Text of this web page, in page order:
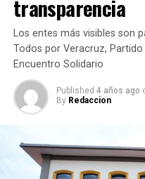
transparencia
Los entes más visibles son
Todos por Veracruz,
Encuentro Solidario
Published 4 años ago
By Redaccion